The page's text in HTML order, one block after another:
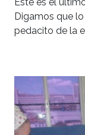
Digamos que
pedacito de la